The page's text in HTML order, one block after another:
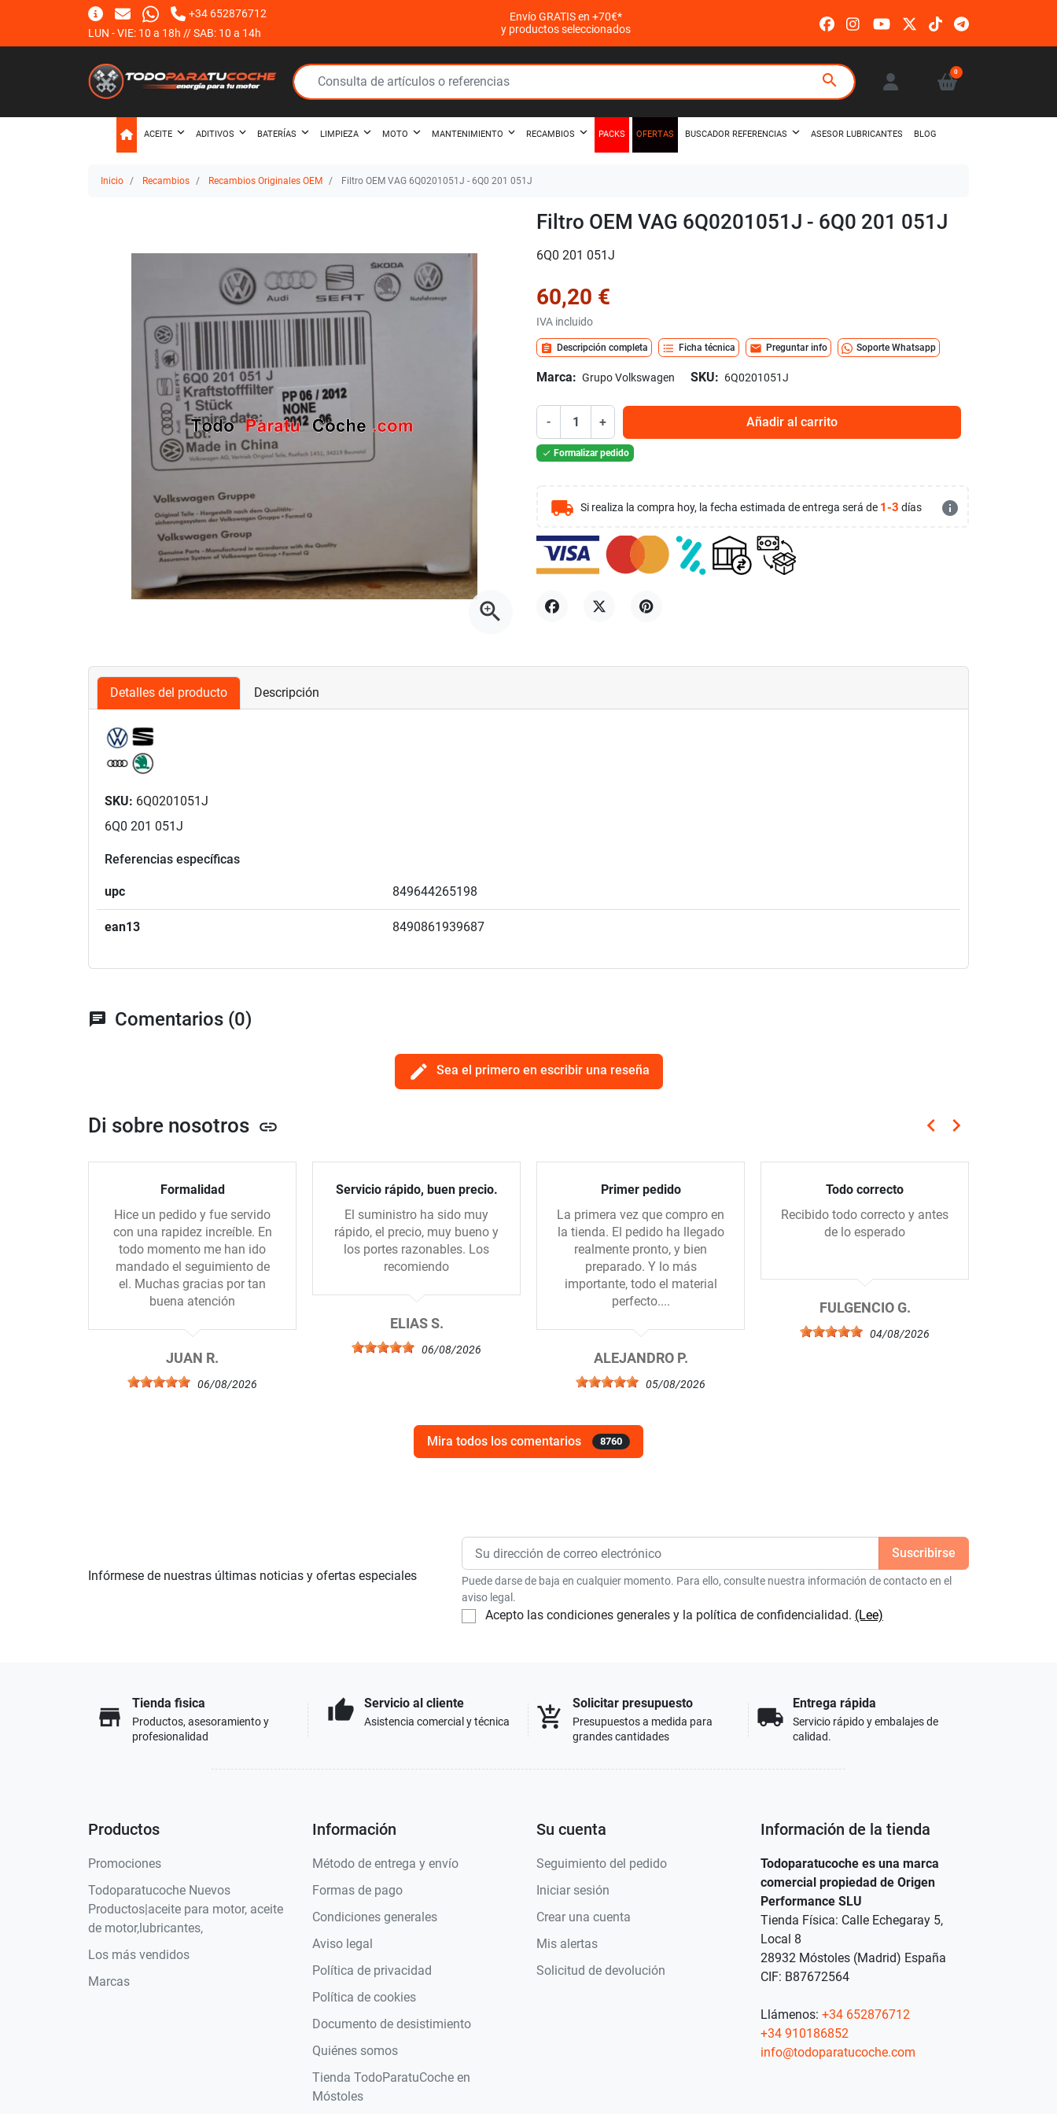
+34 652876712
LUN - VIE: 10 a 18h // SAB: 10 a 14h
Envío GRATIS en +70€*
y productos seleccionados
search 0
ACEITE ADITIVOS BATERÍAS LIMPIEZA MOTO MANTENIMIENTO RECAMBIOS PACKS OFERTAS BUSCADOR REFERENCIAS ASESOR LUBRICANTES BLOG
Inicio Recambios Recambios Originales OEM Filtro OEM VAG 6Q0201051J - 6Q0 201 051J
zoom_in
Filtro OEM VAG 6Q0201051J - 6Q0 201 051J
6Q0 201 051J
60,20 €
IVA incluido
assignment Descripción completa format_list_bulleted Ficha técnica mail Preguntar info Soporte Whatsapp
Marca: Grupo Volkswagen SKU: 6Q0201051J
- + Añadir al carrito
 Formalizar pedido
local_shipping Si realiza la compra hoy, la fecha estimada de entrega será de 1-3 días info
Detalles del producto Descripción
SKU: 6Q0201051J
6Q0 201 051J
Referencias específicas
upc 849644265198
ean13 8490861939687
chat Comentarios (0)
edit Sea el primero en escribir una reseña
Di sobre nosotros link Anterior
keyboard_arrow_left Siguiente
keyboard_arrow_right
Formalidad
Hice un pedido y fue servido
con una rapidez increíble. En
todo momento me han ido
mandado el seguimiento de
el. Muchas gracias por tan
buena atención
JUAN R.
06/08/2026
Servicio rápido, buen precio.
El suministro ha sido muy
rápido, el precio, muy bueno y
los portes razonables. Los
recomiendo
ELIAS S.
06/08/2026
Primer pedido
La primera vez que compro en
la tienda. El pedido ha llegado
realmente pronto, y bien
preparado. Y lo más
importante, todo el material
perfecto....
ALEJANDRO P.
05/08/2026
Todo correcto
Recibido todo correcto y antes
de lo esperado
FULGENCIO G.
04/08/2026
Mira todos los comentarios 8760
Infórmese de nuestras últimas noticias y ofertas especiales
Puede darse de baja en cualquier momento. Para ello, consulte nuestra información de contacto en el
aviso legal.
Acepto las condiciones generales y la política de confidencialidad. (Lee)
store
Tienda fisica
Productos, asesoramiento y
profesionalidad
thumb_up Servicio al cliente
Asistencia comercial y técnica add_shopping_cart
Solicitar presupuesto
Presupuestos a medida para
grandes cantidades
local_shipping
Entrega rápida
Servicio rápido y embalajes de
calidad.
Productos
Promociones
Todoparatucoche Nuevos
Productos|aceite para motor, aceite
de motor,lubricantes,
Los más vendidos
Marcas
Información
Método de entrega y envío
Formas de pago
Condiciones generales
Aviso legal
Política de privacidad
Política de cookies
Documento de desistimiento
Quiénes somos
Tienda TodoParatuCoche en
Móstoles
Su cuenta
Seguimiento del pedido
Iniciar sesión
Crear una cuenta
Mis alertas
Solicitud de devolución
Información de la tienda
Todoparatucoche es una marca
comercial propiedad de Origen
Performance SLU
Tienda Física: Calle Echegaray 5,
Local 8
28932 Móstoles (Madrid) España
CIF: B87672564
Llámenos: +34 652876712
+34 910186852
info@todoparatucoche.com